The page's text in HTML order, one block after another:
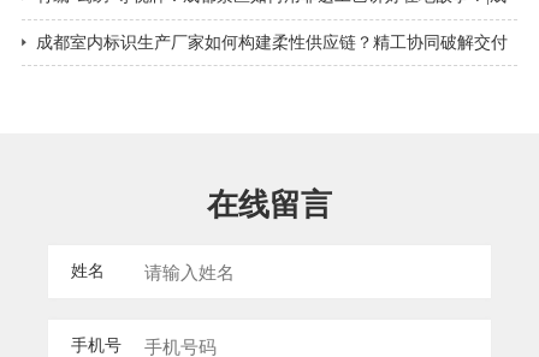
都景区导视标牌​
成都室内标识生产厂家如何构建柔性供应链？精工协同破解交付
在线留言
姓名
手机号